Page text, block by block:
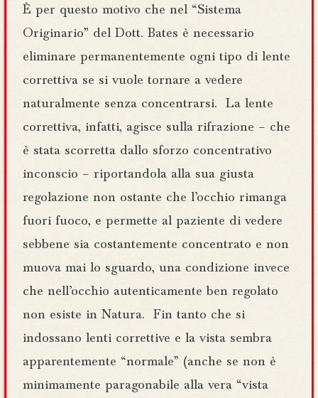
È per questo motivo che nel “Sistema
Originario” del Dott. Bates è necessario
eliminare permanentemente ogni tipo di lente
correttiva se si vuole tornare a vedere
naturalmente senza concentrarsi. La lente
correttiva, infatti, agisce sulla rifrazione – che
è stata scorretta dallo sforzo concentrativo
inconscio – riportandola alla sua giusta
regolazione non ostante che l’occhio rimanga
fuori fuoco, e permette al paziente di vedere
sebbene sia costantemente concentrato e non
muova mai lo sguardo, una condizione invece
che nell’occhio autenticamente ben regolato
non esiste in Natura. Fin tanto che si
indossano lenti correttive e la vista sembra
apparentemente “normale” (anche se non è
minimamente paragonabile alla vera “vista